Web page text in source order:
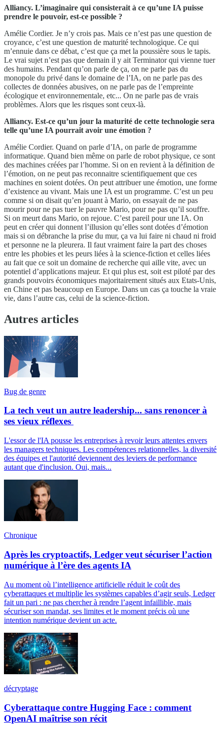
Alliancy. L’imaginaire qui consisterait à ce qu’une IA puisse
prendre le pouvoir, est-ce possible ?
Amélie Cordier. Je n’y crois pas. Mais ce n’est pas une question de
croyance, c’est une question de maturité technologique. Ce qui
m’ennuie dans ce débat, c’est que ça met la poussière sous le tapis.
Le vrai sujet n’est pas que demain il y ait Terminator qui vienne tuer
des humains. Pendant qu’on parle de ça, on ne parle pas du
monopole du privé dans le domaine de l’IA, on ne parle pas des
collectes de données abusives, on ne parle pas de l’empreinte
écologique et environnementale, etc... On ne parle pas de vrais
problèmes. Alors que les risques sont ceux-là.
Alliancy. Est-ce qu’un jour la maturité de cette technologie sera
telle qu’une IA pourrait avoir une émotion ?
Amélie Cordier. Quand on parle d’IA, on parle de programme
informatique. Quand bien même on parle de robot physique, ce sont
des machines créées par l’homme. Si on en revient à la définition de
l’émotion, on ne peut pas reconnaitre scientifiquement que ces
machines en soient dotées. On peut attribuer une émotion, une forme
d’existence au vivant. Mais une IA est un programme. C’est un peu
comme si on disait qu’en jouant à Mario, on essayait de ne pas
mourir pour ne pas tuer le pauvre Mario, pour ne pas qu’il souffre.
Si on meurt dans Mario, on rejoue. C’est pareil pour une IA. On
peut en créer qui donnent l’illusion qu’elles sont dotées d’émotion
mais si on débranche la prise du mur, ça va lui faire ni chaud ni froid
et personne ne la pleurera. Il faut vraiment faire la part des choses
entre les phobies et les peurs liées à la science-fiction et celles liées
au fait que ce soit un domaine de recherche qui aille vite, avec un
potentiel d’applications majeur. Et qui plus est, soit est piloté par des
grands pouvoirs économiques majoritairement situés aux Etats-Unis,
en Chine et pas beaucoup en Europe. Dans un cas ça touche la vraie
vie, dans l’autre cas, celui de la science-fiction.
Autres articles
Bug de genre
La tech veut un autre leadership... sans renoncer à
ses vieux réflexes
L'essor de l'IA pousse les entreprises à revoir leurs attentes envers
les managers techniques. Les compétences relationnelles, la diversité
des équipes et l'autorité deviennent des leviers de performance
autant que d'inclusion. Oui, mais...
Chronique
Après les cryptoactifs, Ledger veut sécuriser l’action
numérique à l’ère des agents IA
Au moment où l’intelligence artificielle réduit le coût des
cyberattaques et multiplie les systèmes capables d’agir seuls, Ledger
fait un pari : ne pas chercher à rendre l’agent infaillible, mais
sécuriser son mandat, ses limites et le moment précis où une
intention numérique devient un acte.
décryptage
Cyberattaque contre Hugging Face : comment
OpenAI maîtrise son récit